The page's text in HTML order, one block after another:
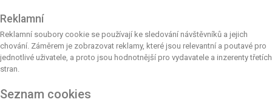
Reklamní
Reklamní soubory cookie se používají ke sledování návštěvníků a jejich
chování. Záměrem je zobrazovat reklamy, které jsou relevantní a poutavé pro
jednotlivé uživatele, a proto jsou hodnotnější pro vydavatele a inzerenty třetích
stran.
Seznam cookies